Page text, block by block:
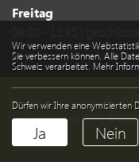
Freitag
©
Toolbar
Impressum
Webstatistik
Wir verwenden eine
Sie verbessern können. Alle
Schweiz verarbeitet. Mehr
Dürfen wir Ihre anonymisierten
Ja Nein